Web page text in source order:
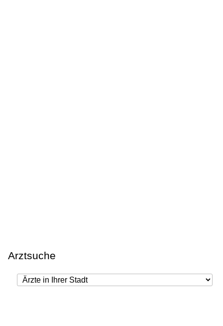
Arztsuche